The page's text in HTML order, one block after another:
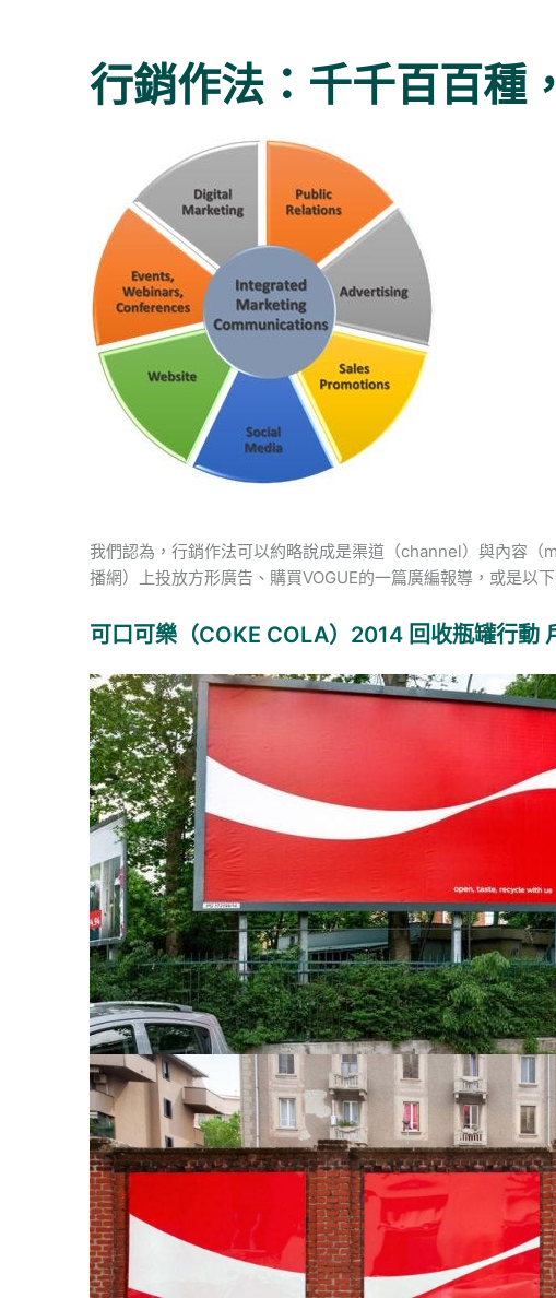
行銷作法：千千百百種
我們認為，行銷作法可以約略說成是渠道（channel）與內容
播網）上投放方形廣告、購買VOGUE的一篇廣編報導，或是以
可口可樂（COKE COLA）2014 回收瓶罐行動